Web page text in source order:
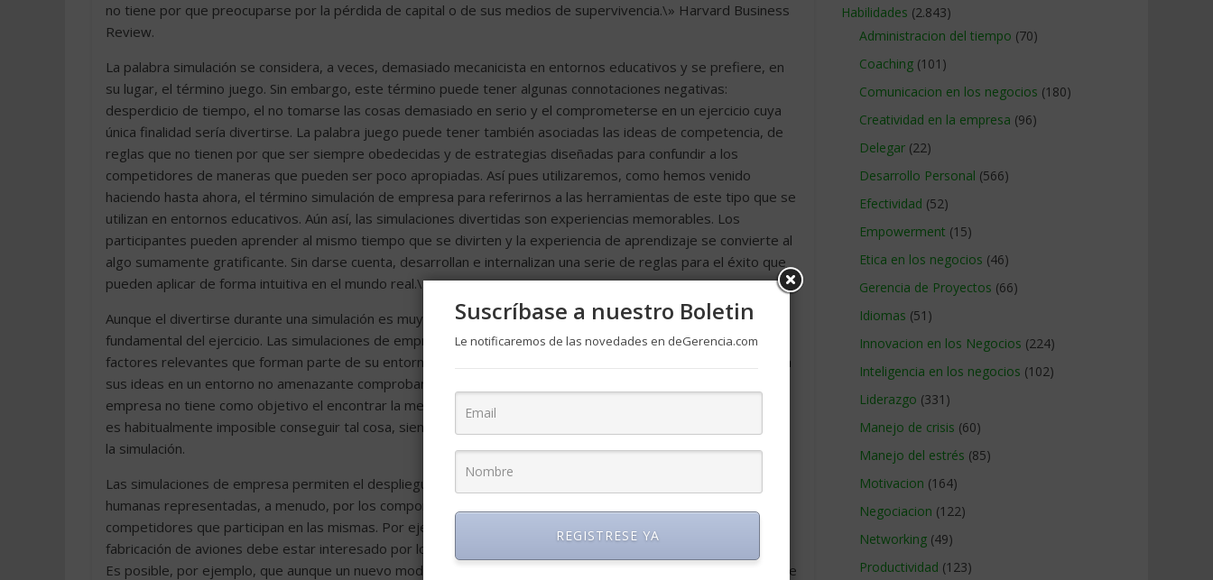
no tiene por que preocuparse por la pérdida de capital o de sus medios de supervivencia.\» Harvard Business
Review.
La palabra simulación se considera, a veces, demasiado mecanicista en entornos educativos y se prefiere, en
su lugar, el término juego. Sin embargo, este término puede tener algunas connotaciones negativas:
desperdicio de tiempo, el no tomarse las cosas demasiado en serio y el comprometerse en un ejercicio cuya
única finalidad sería divertirse. La palabra juego puede tener también asociadas las ideas de competencia, de
reglas que no tienen por que ser siempre obedecidas y de estrategias diseñadas para confundir a los
competidores de maneras que pueden ser poco apropiadas. Así pues utilizaremos, como hemos venido
haciendo hasta ahora, el término simulación de empresa para referirnos a las herramientas de este tipo que se
utilizan en entornos educativos. Aún así, las simulaciones divertidas son experiencias memorables. Los
participantes pueden aprender al mismo tiempo que se divirten y la experiencia de aprendizaje se convierte al
algo sumamente gratificante. Sin darse cuenta, desarrollan e internalizan una serie de reglas para el éxito que
pueden aplicar de forma intuitiva en el mundo real.\»
Aunque el divertirse durante una simulación es muy importante, este no es usualmente el propósito
fundamental del ejercicio. Las simulaciones de empresa permiten a los participantes aprender sobre diversos
factores relevantes que forman parte de su entorno real de trabajo. Los participantes pueden poner a prueba
sus ideas en un entorno no amenazante comprobando los resultados de las mismas. Las simulaciones de
empresa no tiene como objetivo el encontrar la mejor solución posible a un problema, dado que en la realidad
es habitualmente imposible conseguir tal cosa, siendo también esto cierto incluso en el mundo simplificado de
la simulación.
Las simulaciones de empresa permiten el despliegue de un amplio rango de comportamientos y decisiones
humanas representadas, a menudo, por los comportamientos de los compradores, los proveedores o los
competidores que participan en las mismas. Por ejemplo, un ejecutivo de una empresa de diseño y de
fabricación de aviones debe estar interesado por los modelos desarrollados por las empresas competidoras.
Es posible, por ejemplo, que aunque un nuevo modelo no vuele mejor que los ya existentes desde un punto de
Habilidades (2.843)
Administracion del tiempo (70)
Coaching (101)
Comunicacion en los negocios (180)
Creatividad en la empresa (96)
Delegar (22)
Desarrollo Personal (566)
Efectividad (52)
Empowerment (15)
Etica en los negocios (46)
Gerencia de Proyectos (66)
Idiomas (51)
Innovacion en los Negocios (224)
Inteligencia en los negocios (102)
Liderazgo (331)
Manejo de crisis (60)
Manejo del estrés (85)
Motivacion (164)
Negociacion (122)
Networking (49)
Productividad (123)
Suscríbase a nuestro Boletin
Le notificaremos de las novedades en deGerencia.com
REGISTRESE YA